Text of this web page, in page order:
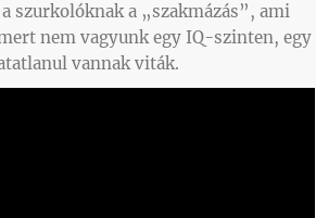
szurkolóknak a „szakmázás”, ami
nem vagyunk egy IQ-szinten, egy
vannak viták.